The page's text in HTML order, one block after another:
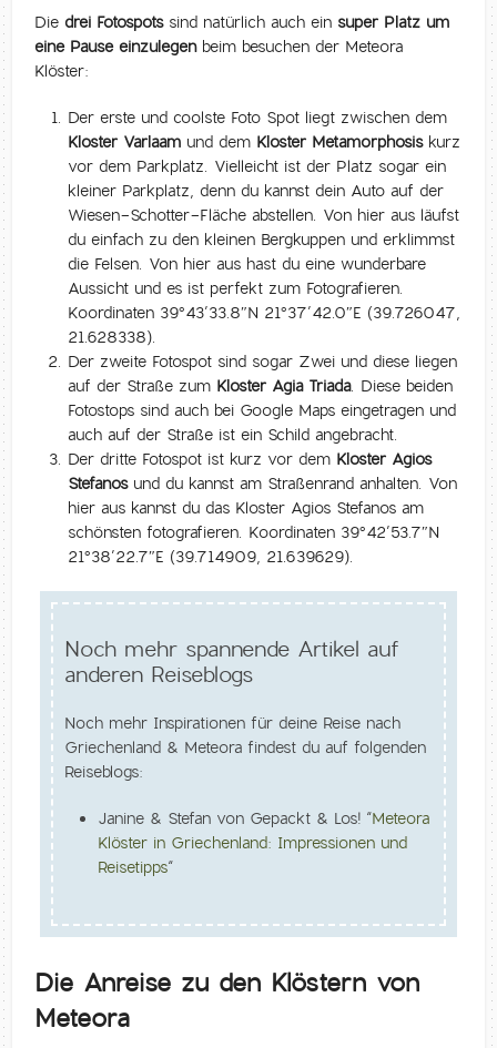
Diedrei Fotospotssind natürlich auch ein super Platz um
eine Pause einzulegenbeim besuchen der Meteora
Klöster:
Der erste und coolste Foto Spot liegt zwischen dem
Kloster Varlaam und dem Kloster Metamorphosiskurz
vor dem Parkplatz. Vielleicht ist der Platz sogar ein
kleiner Parkplatz, denn du kannst dein Auto auf der
Wiesen-Schotter-Fläche abstellen. Von hier aus läufst
du einfach zu den kleinen Bergkuppen und erklimmst
die Felsen. Von hier aus hast du eine wunderbare
Aussicht und es ist perfekt zum Fotografieren.
Koordinaten 39°43’33.8″N 21°37’42.0″E (39.726047,
21.628338).
Der zweite Fotospot sind sogar Zwei und diese liegen
auf der Straße zum Kloster Agia Triada. Diese beiden
Fotostops sind auch bei Google Maps eingetragen und
auch auf der Straße ist ein Schild angebracht.
Der dritte Fotospot ist kurz vor dem Kloster Agios
Stefanosund du kannst am Straßenrand anhalten. Von
hier aus kannst du das Kloster Agios Stefanos am
schönsten fotografieren. Koordinaten 39°42’53.7″N
21°38’22.7″E (39.714909, 21.639629).
Noch mehr spannende Artikel auf
anderen Reiseblogs
Noch mehr Inspirationen für deine Reise nach
Griechenland & Meteora findest du auf folgenden
Reiseblogs:
Janine & Stefan von Gepackt & Los! “Meteora
Klöster in Griechenland: Impressionen und
Reisetipps“
Die Anreise zu den Klöstern von
Meteora